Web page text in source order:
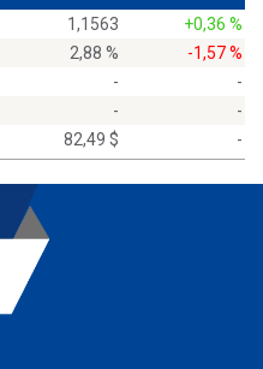
1,1563
+0,36 %
2,88 %
-1,57 %
-
-
-
-
82,49 $ -